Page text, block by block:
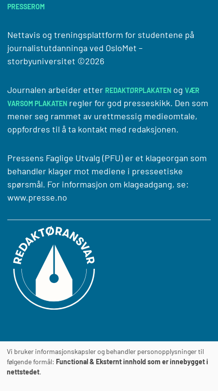
PRESSEROM
Nettavis og treningsplattform for studentene på
journalistutdanninga ved OsloMet –
storbyuniversitet ©2026
Journalen arbeider etter REDAKTØRPLAKATEN og VÆR
VARSOM PLAKATEN regler for god presseskikk. Den som
mener seg rammet av urettmessig medieomtale,
oppfordres til å ta kontakt med redaksjonen.
Pressens Faglige Utvalg (PFU) er et klageorgan som
behandler klager mot mediene i presseetiske
spørsmål. For informasjon om klageadgang, se:
www.presse.no
JournalensTILGJENGELIGHETSERKLÆRING
Vi bruker informasjonskapsler og behandler personopplysninger til
følgende formål: Functional & Eksternt innhold som er innebygget i
nettstedet.